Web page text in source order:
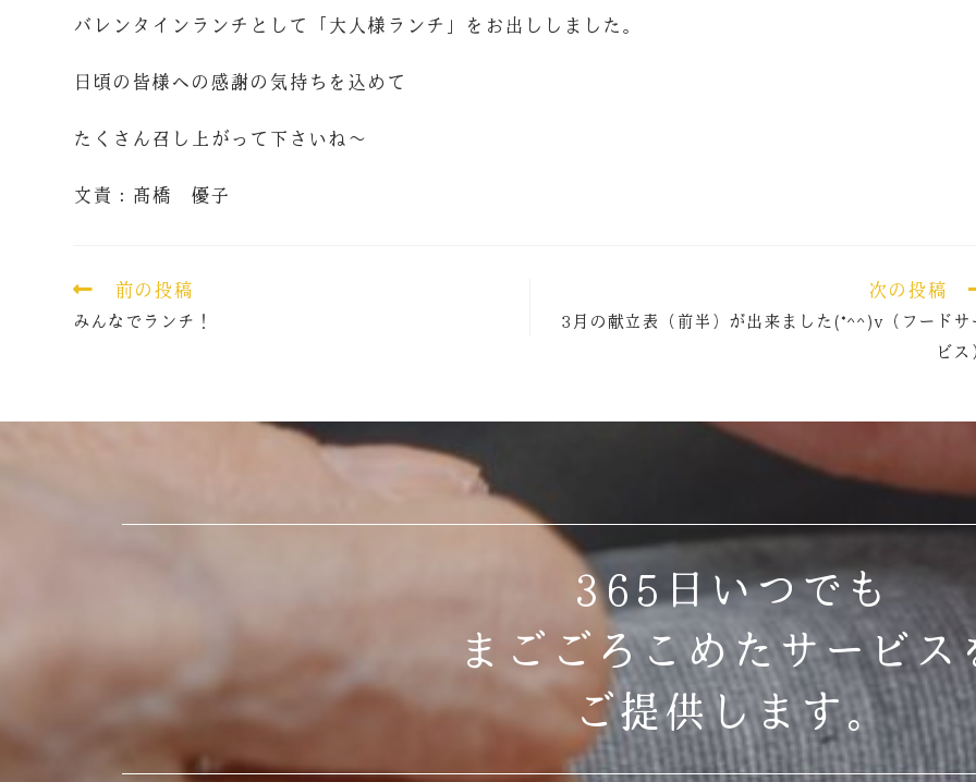
バレンタインランチとして「大人様ランチ」をお出ししました。
日頃の皆様への感謝の気持ちを込めて
たくさん召し上がって下さいね～
文責：髙橋 優子
前の投稿
みんなでランチ！
次の投稿
3月の献立表（前半）が出来ました(*^^)v（フードサ
ビス
365日いつでも
まごごろこめたサービス
ご提供します。